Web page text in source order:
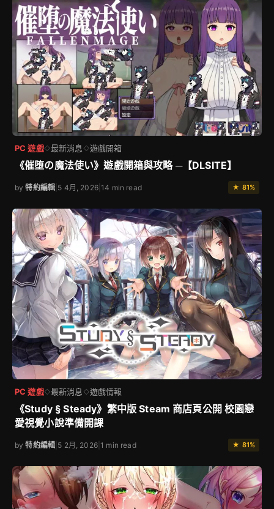
PC 遊戲◇最新消息 ◇遊戲開箱
《催堕の魔法使い》遊戲開箱與攻略 ─【DLSITE】
by特約編輯 5 4月, 2026|14 min read ★ 81%
PC 遊戲◇最新消息 ◇遊戲情報
《Study § Steady》繁中版 Steam 商店頁公開 校園戀
愛視覺小說準備開課
by特約編輯 5 2月, 2026|1 min read ★ 81%